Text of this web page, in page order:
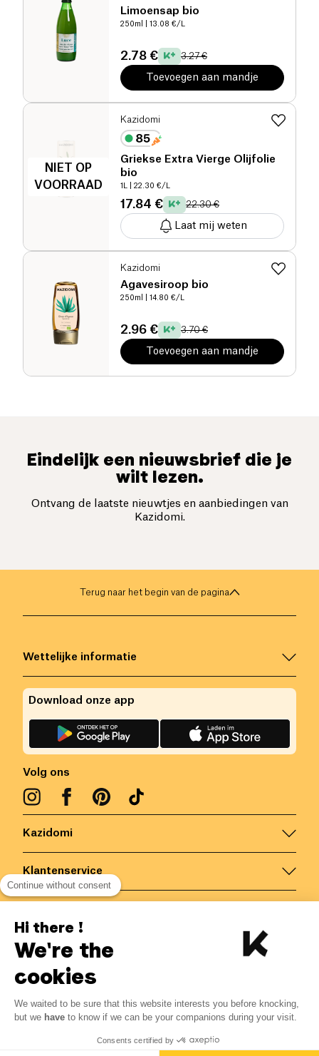
Limoensap bio
250ml | 13.08 €/L
2.78 € 3.27 €
Toevoegen aan mandje
NIET OP
VOORRAAD
Kazidomi
Griekse Extra Vierge Olijfolie
bio
1L | 22.30 €/L
17.84 € 22.30 €
Laat mij weten
Kazidomi
Agavesiroop bio
250ml | 14.80 €/L
2.96 € 3.70 €
Toevoegen aan mandje
Eindelijk een nieuwsbrief die je
wilt lezen.
Ontvang de laatste nieuwtjes en aanbiedingen van
Kazidomi.
Terug naar het begin van de pagina
Kazidomi
Klantenservice
Wettelijke informatie
Volg ons
Download onze app
België/NL
Alle rechten voorbehouden
Continue without consent
Hi there !
We're the
cookies
We waited to be sure that this website interests you before knocking,
but we have to know if we can be your companions during your visit.
Consents certified by